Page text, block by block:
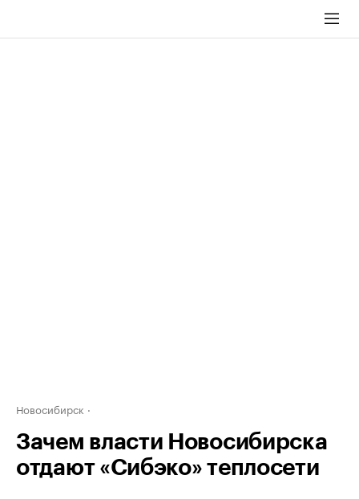
Новосибирск
Зачем власти Новосибирска
отдают «Сибэко» теплосети